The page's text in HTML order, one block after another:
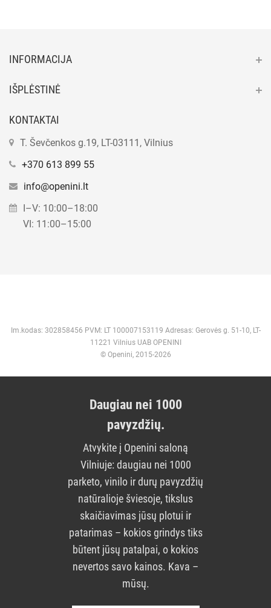
INFORMACIJA
IŠPLĖSTINĖ
KONTAKTAI
T. Ševčenkos g.19, LT-03111, Vilnius
+370 613 899 55
info@openini.lt
I–V: 10:00–18:00
VI: 11:00–15:00
Im.kodas: 302858456 PVM: LT 100007153119 Adresas: Gerovės g. 51-10, LT-
11221 Vilnius UAB OPENINI
© Openini, 2015-2026
Daugiau nei 1000
pavyzdžių.
Atvykite į Openini saloną
Vilniuje: daugiau nei 1000
parketo, vinilo ir durų pavyzdžių
natūralioje šviesoje, tikslus
skaičiavimas jūsų plotui ir
patarimas – kokios grindys tiks
būtent jūsų patalpai, o kokios
nevertos savo kainos. Kava –
mūsų.